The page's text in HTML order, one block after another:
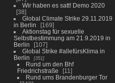
Wir haben es satt! Demo 2020
38
Global Climate Strike 29.11.2019
in Berlin
169
Aktionstag für sexuelle
Selbstbestimmung am 21.9.2019 in
Berlin
107
Global Strike #allefürsKlima in
Berlin
351
Rund um den Bhf
Friedrichstraße
11
Rund ums Brandenburger Tor